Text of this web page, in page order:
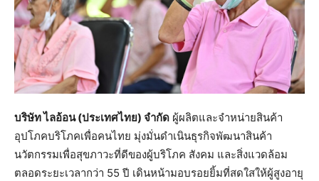
บริษัท ไลอ้อน (ประเทศไทย) จำกัด ผู้ผลิตและจำหน่ายสินค้า
อุปโภคบริโภคเพื่อคนไทย มุ่งมั่นดำเนินธุรกิจพัฒนาสินค้า
นวัตกรรมเพื่อสุขภาวะที่ดีของผู้บริโภค สังคม และสิ่งแวดล้อม
ตลอดระยะเวลากว่า 55 ปี เดินหน้ามอบรอยยิ้มที่สดใสให้ผู้สูงอายุ